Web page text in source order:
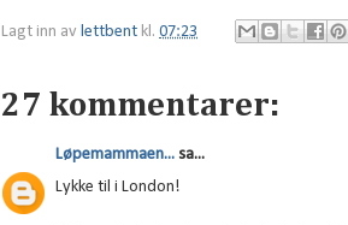
Lagt inn av lettbent kl. 07:23
27 kommentarer:
Løpemammaen... sa...
Lykke til i London!